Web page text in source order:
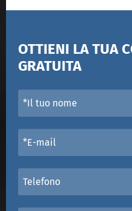
OTTIENI LA TUA
GRATUITA